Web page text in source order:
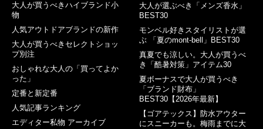
大人が買うべきハイブランド小
物
人気アウトドアブランドの新作
大人が買うべきセレクトショッ
プ別注
おしゃれな大人の「買ってよか
った」
定番と新定番
人気記事ランキング
エディター私物 アーカイブ
大人が選ぶべき「メンズ香水」
BEST30
モンベル好きスタイリストが選
ぶ 「夏のmont-bell」BEST30
真夏でも涼しい。大人が買うべ
き「酷暑対策」アイテム30
夏ボーナスで大人が買うべき
「ブランド財布」
BEST30【2026年最新】
【ゴアテックス】防水アウター
にスニーカーも。梅雨までに大